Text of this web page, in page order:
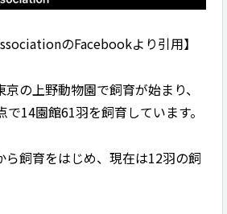
のFacebookより引用】
の上野動物園で飼育が始まり、
14園館61羽を飼育しています。
ら飼育をはじめ、現在は12羽の飼